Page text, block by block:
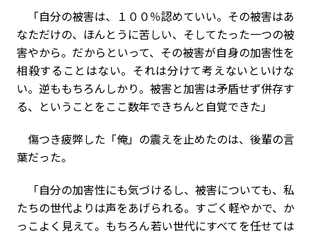
「自分の被害は、１００％認めていい。その被害はあ
なただけの、ほんとうに苦しい、そしてたった一つの被
害やから。だからといって、その被害が自身の加害性を
相殺することはない。それは分けて考えないといけな
い。逆ももちろんしかり。被害と加害は矛盾せず併存す
る、ということをここ数年できちんと自覚できた」
傷つき疲弊した「俺」の震えを止めたのは、後輩の言
葉だった。
「自分の加害性にも気づけるし、被害についても、私
たちの世代よりは声をあげられる。すごく軽やかで、か
っこよく見えて。もちろん若い世代にすべてを任せては